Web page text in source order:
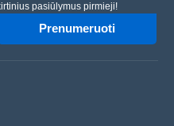
pasiūlymus pirmieji!
Prenumeruoti